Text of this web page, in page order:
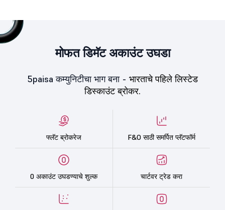
मोफत डिमॅट अकाउंट उघडा
5paisa कम्युनिटीचा भाग बना - भारताचे पहिले लिस्टेड
डिस्काउंट ब्रोकर.
फ्लॅट ब्रोकरेज F&O साठी समर्पित प्लॅटफॉर्म
0 अकाउंट उघडण्याचे शुल्क चार्टवर ट्रेड करा